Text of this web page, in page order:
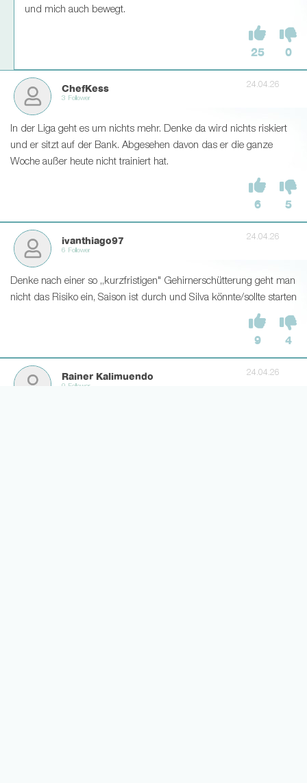
und mich auch bewegt.
25 0
ChefKess
3 Follower
24.04.26
In der Liga geht es um nichts mehr. Denke da wird nichts riskiert
und er sitzt auf der Bank. Abgesehen davon das er die ganze
Woche außer heute nicht trainiert hat.
6 5
ivanthiago97
6 Follower
24.04.26
Denke nach einer so ,,kurzfristigen" Gehirnerschütterung geht man
nicht das Risiko ein, Saison ist durch und Silva könnte/sollte starten
9 4
Rainer Kalimuendo
0 Follower
24.04.26